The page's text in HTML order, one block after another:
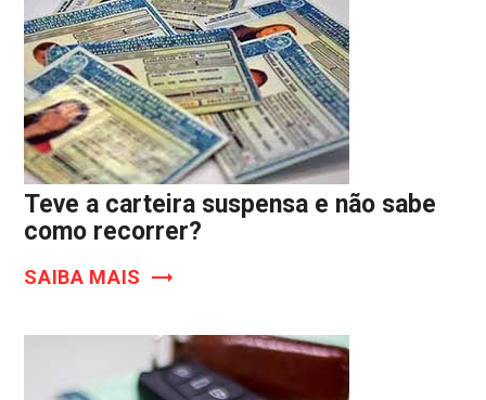
Teve a carteira suspensa e não sabe
como recorrer?
SAIBA MAIS